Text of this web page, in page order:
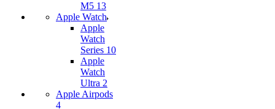
M5 13
Apple Watch
Apple
Watch
Series 10
Apple
Watch
Ultra 2
Apple Airpods
4